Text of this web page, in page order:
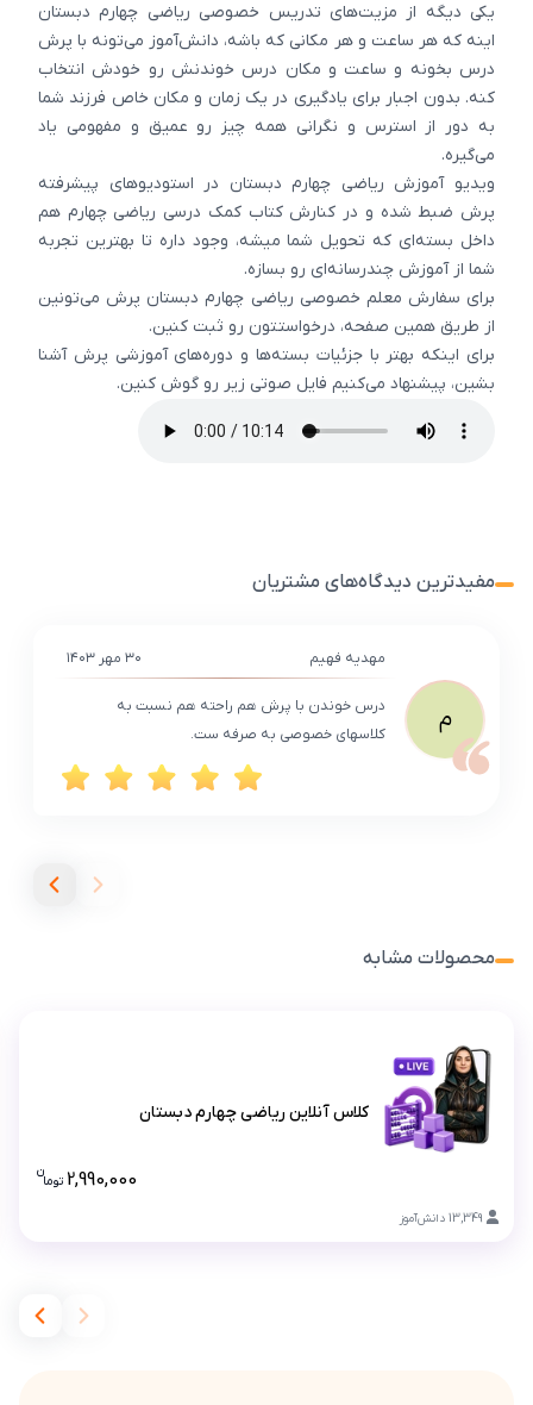
یکی دیگه از مزیت‌های تدریس خصوصی ریاضی چهارم دبستان
اینه که هر ساعت و هر مکانی که باشه، دانش‌آموز می‌تونه با پرش
درس بخونه و ساعت و مکان درس خوندنش رو خودش انتخاب
کنه. بدون اجبار برای یادگیری در یک زمان و مکان خاص فرزند شما
به دور از استرس و نگرانی همه چیز رو عمیق و مفهومی یاد
می‌گیره.
ویدیو آموزش ریاضی چهارم دبستان در استودیوهای پیشرفته
پرش ضبط شده و در کنارش کتاب کمک درسی ریاضی چهارم هم
داخل بسته‌ای که تحویل شما میشه، وجود داره تا بهترین تجربه
شما از آموزش چندرسانه‌ای رو بسازه.
برای سفارش معلم خصوصی ریاضی چهارم دبستان پرش می‌تونین
از طریق همین صفحه، درخواستتون رو ثبت کنین.
برای اینکه بهتر با جزئیات بسته‌ها و دوره‌های آموزشی پرش آشنا
بشین، پیشنهاد می‌کنیم فایل صوتی زیر رو گوش کنین.
مفیدترین دیدگاه‌های مشتریان
م
مهدیه فهیم ۳۰ مهر ۱۴۰۳
درس خوندن با پرش هم راحته هم نسبت به
کلاسهای خصوصی به صرفه ست.
محصولات مشابه
13,349 دانش‌آموز
کلاس آنلاین ریاضی چهارم دبستان
2,990,000 توما
ن
قیمت